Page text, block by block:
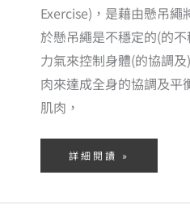
Exercise)，是藉由懸吊
於懸吊繩是不穩定的(的
力氣來控制身體(的協調
肉來達成全身的協調及平
肌肉，
詳細閱讀 »